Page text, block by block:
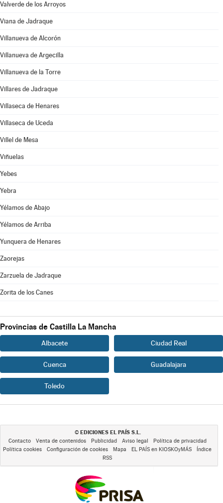
Valverde de los Arroyos
Viana de Jadraque
Villanueva de Alcorón
Villanueva de Argecilla
Villanueva de la Torre
Villares de Jadraque
Villaseca de Henares
Villaseca de Uceda
Villel de Mesa
Viñuelas
Yebes
Yebra
Yélamos de Abajo
Yélamos de Arriba
Yunquera de Henares
Zaorejas
Zarzuela de Jadraque
Zorita de los Canes
Provincias de Castilla La Mancha
Albacete Ciudad Real
Cuenca Guadalajara
Toledo
© EDICIONES EL PAÍS S.L.
Contacto Venta de contenidos Publicidad Aviso legal
Política de privacidad
Política cookies
Configuración de cookies Mapa EL PAÍS en KIOSKOyMÁS
Índice
RSS